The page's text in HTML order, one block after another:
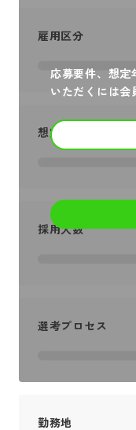
応募要件、想定
いただくには会
雇用区分
想定年収
採用人数
選考プロセス
勤務地